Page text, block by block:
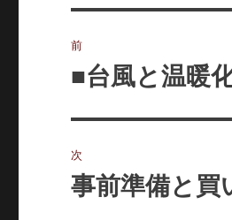
稿
ゲ
前
前
投
稿:
■台風と温暖
次
次
事前準備と買